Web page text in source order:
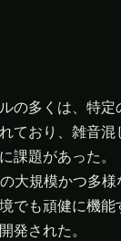
の多くは、特定
ており、雑音混
課題があった。
大規模かつ多様
でも頑健に機
発された。